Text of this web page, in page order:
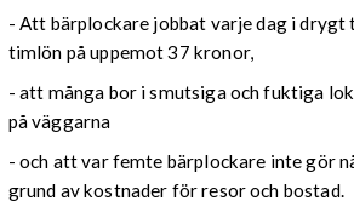
- Att bärplockare jobbat varje dag i drygt
timlön på uppemot 37 kronor,
- att många bor i smutsiga och fuktiga
på väggarna
- och att var femte bärplockare inte gör
grund av kostnader för resor och bostad.